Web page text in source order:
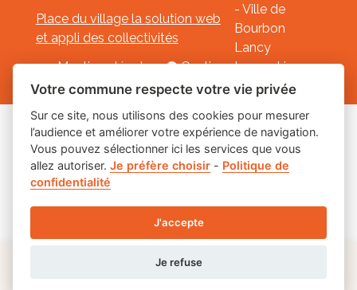
Place du village la solution web
et appli des collectivités
- Ville de
Bourbon
Lancy
Mentions légales- Gestion des cookies
Les labels
Votre commune respecte votre vie privée
Sur ce site, nous utilisons des cookies pour mesurer
l’audience et améliorer votre expérience de navigation.
Vous pouvez sélectionner ici les services que vous
allez autoriser.Je préfère choisir - Politique de
confidentialité
J'accepte
Je refuse